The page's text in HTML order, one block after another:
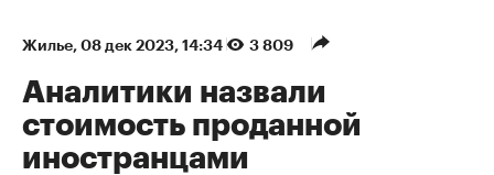
Жилье⁠, 08 дек 2023, 14:34 3 809
Аналитики назвали
стоимость проданной
иностранцами